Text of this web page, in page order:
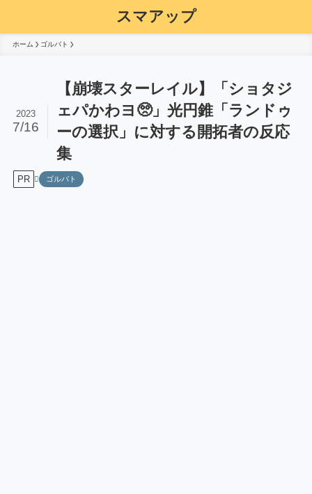
スマアップ
ホーム ゴルバト
【崩壊スターレイル】「ショタジ
ェパかわヨ🥺」光円錐「ランドゥ
ーの選択」に対する開拓者の反応
集
2023
7/16
PR ゴルバト